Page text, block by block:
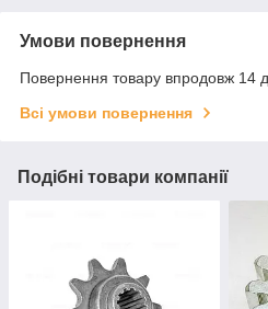
Умови повернення
Повернення товару впродовж 14
Всі умови повернення
Подібні товари компанії